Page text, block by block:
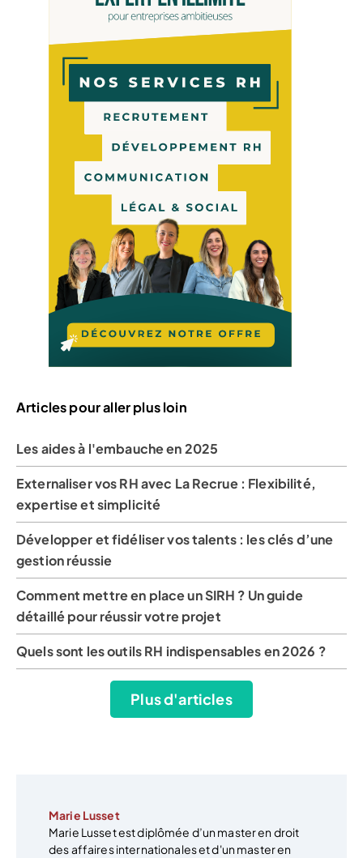
Articles pour aller plus loin
Les aides à l'embauche en 2025
Externaliser vos RH avec La Recrue : Flexibilité,
expertise et simplicité
Développer et fidéliser vos talents : les clés d’une
gestion réussie
Comment mettre en place un SIRH ? Un guide
détaillé pour réussir votre projet
Quels sont les outils RH indispensables en 2026 ?
Plus d'articles
Marie Lusset
Marie Lusset est diplômée d’un master en droit
des affaires internationales et d'un master en